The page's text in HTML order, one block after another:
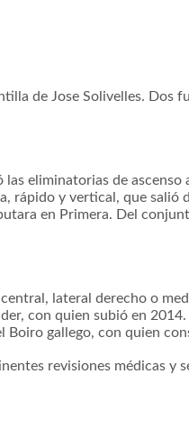
de Jose Solivelles. Dos
eliminatorias de ascenso
rápido y vertical, que salió
en Primera. Del
lateral derecho o
con quien subió en
gallego, con quien
revisiones médicas y